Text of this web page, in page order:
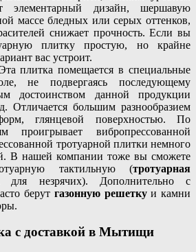
элементарный дизайн, шершавую
массе бледных или серых оттенков,
снижает прочность. Если вы
плитку простую, но крайне
вас устроит.
плитка помещается в специальные
не подвергаясь последующему
достоинством данной продукции
Отличается большим разнообразием
глянцевой поверхностью. По
проигрывает вибропрессованной
тротуарной плитки немного
В нашей компании тоже вы сможете
тактильную (тротуарная
для незрячих). Дополнительно с
берут газонную решеткуи камни
с доставкой в Мытищи